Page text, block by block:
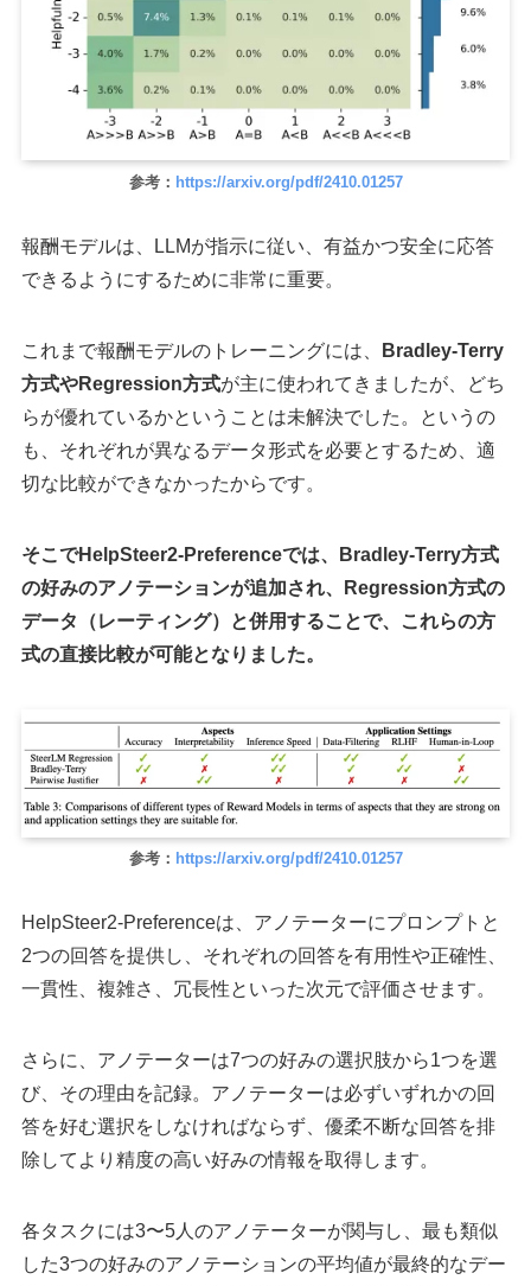
参考： https://arxiv.org/pdf/2410.01257
報酬モデルは、LLMが指示に従い、有益かつ安全に応答
できるようにするために非常に重要。
これまで報酬モデルのトレーニングには、
Bradley-Terry
方式やRegression方式が主に使われてきましたが、どち
らが優れているかということは未解決でした。というの
も、それぞれが異なるデータ形式を必要とするため、適
切な比較ができなかったからです。
そこでHelpSteer2-Preferenceでは、Bradley-Terry方式
の好みのアノテーションが追加され、Regression方式の
データ（レーティング）と併用することで、これらの方
式の直接比較が可能となりました。
参考： https://arxiv.org/pdf/2410.01257
HelpSteer2-Preferenceは、アノテーターにプロンプトと
2つの回答を提供し、それぞれの回答を有用性や正確性、
一貫性、複雑さ、冗長性といった次元で評価させます。
さらに、アノテーターは7つの好みの選択肢から1つを選
び、その理由を記録。アノテーターは必ずいずれかの回
答を好む選択をしなければならず、優柔不断な回答を排
除してより精度の高い好みの情報を取得します。
各タスクには3〜5人のアノテーターが関与し、最も類似
した3つの好みのアノテーションの平均値が最終的なデー